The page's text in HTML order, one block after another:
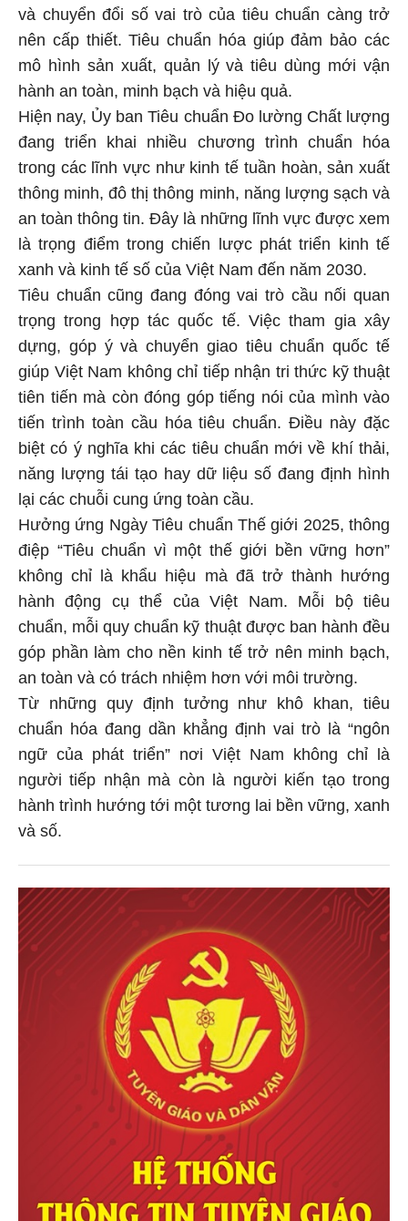
và chuyển đổi số vai trò của tiêu chuẩn càng trở
nên cấp thiết. Tiêu chuẩn hóa giúp đảm bảo các
mô hình sản xuất, quản lý và tiêu dùng mới vận
hành an toàn, minh bạch và hiệu quả.
Hiện nay, Ủy ban Tiêu chuẩn Đo lường Chất lượng
đang triển khai nhiều chương trình chuẩn hóa
trong các lĩnh vực như kinh tế tuần hoàn, sản xuất
thông minh, đô thị thông minh, năng lượng sạch và
an toàn thông tin. Đây là những lĩnh vực được xem
là trọng điểm trong chiến lược phát triển kinh tế
xanh và kinh tế số của Việt Nam đến năm 2030.
Tiêu chuẩn cũng đang đóng vai trò cầu nối quan
trọng trong hợp tác quốc tế. Việc tham gia xây
dựng, góp ý và chuyển giao tiêu chuẩn quốc tế
giúp Việt Nam không chỉ tiếp nhận tri thức kỹ thuật
tiên tiến mà còn đóng góp tiếng nói của mình vào
tiến trình toàn cầu hóa tiêu chuẩn. Điều này đặc
biệt có ý nghĩa khi các tiêu chuẩn mới về khí thải,
năng lượng tái tạo hay dữ liệu số đang định hình
lại các chuỗi cung ứng toàn cầu.
Hưởng ứng Ngày Tiêu chuẩn Thế giới 2025, thông
điệp “Tiêu chuẩn vì một thế giới bền vững hơn”
không chỉ là khẩu hiệu mà đã trở thành hướng
hành động cụ thể của Việt Nam. Mỗi bộ tiêu
chuẩn, mỗi quy chuẩn kỹ thuật được ban hành đều
góp phần làm cho nền kinh tế trở nên minh bạch,
an toàn và có trách nhiệm hơn với môi trường.
Từ những quy định tưởng như khô khan, tiêu
chuẩn hóa đang dần khẳng định vai trò là “ngôn
ngữ của phát triển” nơi Việt Nam không chỉ là
người tiếp nhận mà còn là người kiến tạo trong
hành trình hướng tới một tương lai bền vững, xanh
và số.